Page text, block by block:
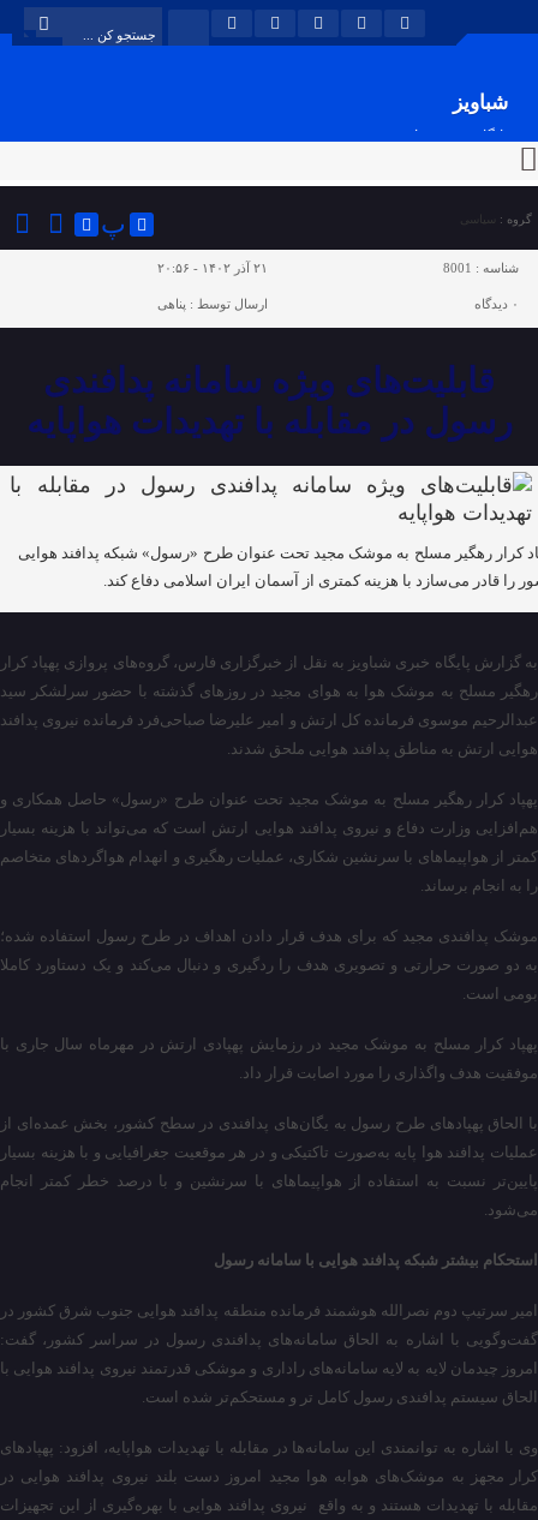
شباویز
پایگاه خبری شباویز
گروه : سیاسی پ
شناسه : 8001 ۲۱ آذر ۱۴۰۲ - ۲۰:۵۶
۰ دیدگاه ارسال توسط : پناهی
قابلیت‌های ویژه سامانه پدافندی
رسول در مقابله با تهدیدات هواپایه
کرار رهگیر مسلح به موشک مجید تحت عنوان طرح «رسول» شبکه پدافند هوایی
را قادر می‌سازد با هزینه کمتری از آسمان ایران اسلامی دفاع کند.
به گزارش پایگاه خبری شباویز به نقل از خبرگزاری فارس، گروه‌های پروازی پهپاد کرار
رهگیر مسلح به موشک هوا به هوای مجید در روزهای گذشته با حضور سرلشکر سید
عبدالرحیم موسوی فرمانده کل ارتش و امیر علیرضا صباحی‌فرد فرمانده نیروی پدافند
هوایی ارتش به مناطق پدافند هوایی ملحق شدند.
پهپاد کرار رهگیر مسلح به موشک مجید تحت عنوان طرح «رسول» حاصل همکاری و
هم‌افزایی وزارت دفاع و نیروی پدافند هوایی ارتش است که می‌تواند با هزینه بسیار
کمتر از هواپیماهای با سرنشین شکاری، عملیات رهگیری و انهدام هواگردهای متخاصم
را به انجام برساند.
موشک پدافندی مجید که برای هدف قرار دادن اهداف در طرح رسول استفاده شده؛
به دو صورت حرارتی و تصویری هدف را ردگیری و دنبال می‌کند و یک دستاورد کاملا
بومی است.
پهپاد کرار مسلح به موشک مجید در رزمایش پهپادی ارتش در مهرماه سال جاری با
موفقیت هدف واگذاری را مورد اصابت قرار داد.
با الحاق پهپادهای طرح رسول به یگان‌های پدافندی در سطح کشور، بخش عمده‌ای از
عملیات پدافند هوا پایه به‌صورت تاکتیکی و در هر موقعیت جغرافیایی و با هزینه بسیار
پایین‌تر نسبت به استفاده از هواپیماهای با سرنشین و با درصد خطر کمتر انجام
می‌شود.
استحکام بیشتر شبکه پدافند هوایی با سامانه رسول
امیر سرتیپ دوم نصرالله هوشمند فرمانده منطقه پدافند هوایی جنوب شرق کشور در
گفت‌وگویی با اشاره به الحاق سامانه‌های پدافندی رسول در سراسر کشور، گفت:
امروز چیدمان لایه به لایه سامانه‌های راداری و موشکی قدرتمند نیروی پدافند هوایی با
الحاق سیستم پدافندی رسول کامل تر و مستحکم‌تر شده است.
وی با اشاره به توانمندی این سامانه‌ها در مقابله با تهدیدات هواپایه،‌ افزود: پهپادهای
کرار مجهز به موشک‌های هوابه هوا مجید امروز دست بلند نیروی پدافند هوایی در
مقابله با تهدیدات هستند و به واقع نیروی پدافند هوایی با بهره‌گیری از این تجهیزات